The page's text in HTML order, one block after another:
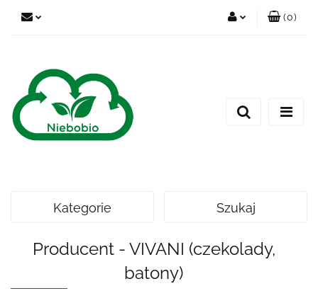
(0)
Kategorie Szukaj
Producent - VIVANI (czekolady,
batony)